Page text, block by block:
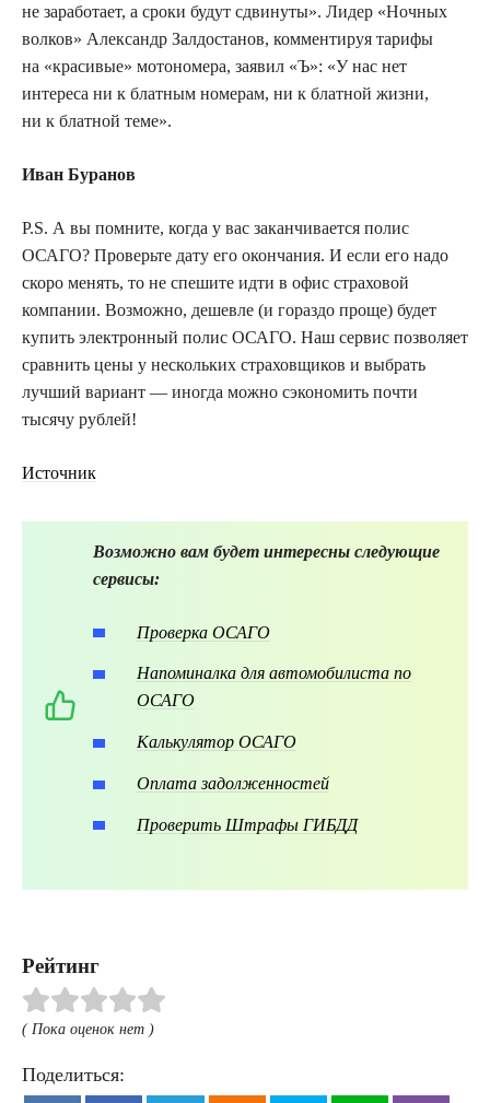
не заработает, а сроки будут сдвинуты». Лидер «Ночных
волков» Александр Залдостанов, комментируя тарифы
на «красивые» мотономера, заявил «Ъ»: «У нас нет
интереса ни к блатным номерам, ни к блатной жизни,
ни к блатной теме».
Иван Буранов
P.S. А вы помните, когда у вас заканчивается полис
ОСАГО? Проверьте дату его окончания. И если его надо
скоро менять, то не спешите идти в офис страховой
компании. Возможно, дешевле (и гораздо проще) будет
купить электронный полис ОСАГО. Наш сервис позволяет
сравнить цены у нескольких страховщиков и выбрать
лучший вариант — иногда можно сэкономить почти
тысячу рублей!
Источник
Возможно вам будет интересны следующие
сервисы:
Проверка ОСАГО
Напоминалка для автомобилиста по
ОСАГО
Калькулятор ОСАГО
Оплата задолженностей
Проверить Штрафы ГИБДД
Рейтинг
( Пока оценок нет )
Поделиться: